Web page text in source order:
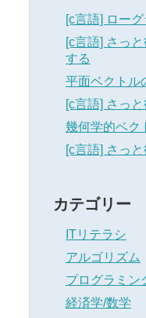
[c言語] ロー
[c言語] さっ
する
平面ベクトル
[c言語] さっ
幾何学的ベク
[c言語] さっ
カテゴリー
ITリテラシ
アルゴリズム
プログラミン
経済学/数学